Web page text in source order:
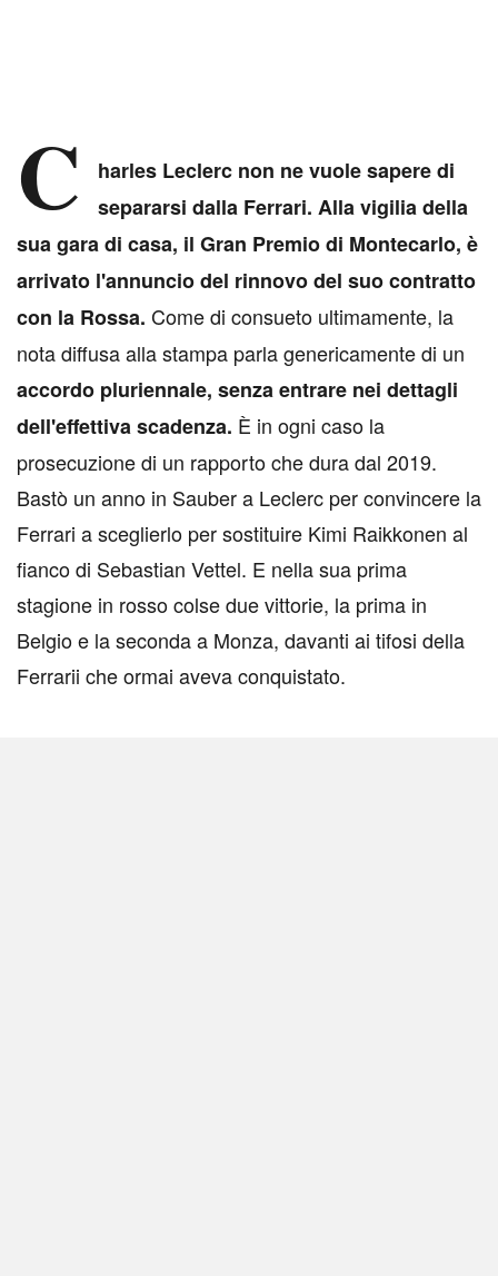
C
harles Leclerc non ne vuole sapere di
separarsi dalla Ferrari. Alla vigilia della
sua gara di casa, il Gran Premio di Montecarlo, è
arrivato l'annuncio del rinnovo del suo contratto
con la Rossa. Come di consueto ultimamente, la
nota diffusa alla stampa parla genericamente di un
accordo pluriennale, senza entrare nei dettagli
dell'effettiva scadenza. È in ogni caso la
prosecuzione di un rapporto che dura dal 2019.
Bastò un anno in Sauber a Leclerc per convincere la
Ferrari a sceglierlo per sostituire Kimi Raikkonen al
fianco di Sebastian Vettel. E nella sua prima
stagione in rosso colse due vittorie, la prima in
Belgio e la seconda a Monza, davanti ai tifosi della
Ferrarii che ormai aveva conquistato.